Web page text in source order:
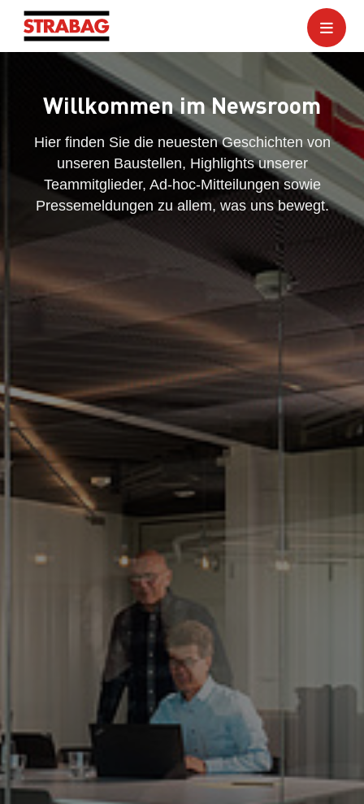
Willkommen im Newsroom
Hier finden Sie die neuesten Geschichten von
unseren Baustellen, Highlights unserer
Teammitglieder, Ad-hoc-Mitteilungen sowie
Pressemeldungen zu allem, was uns bewegt.